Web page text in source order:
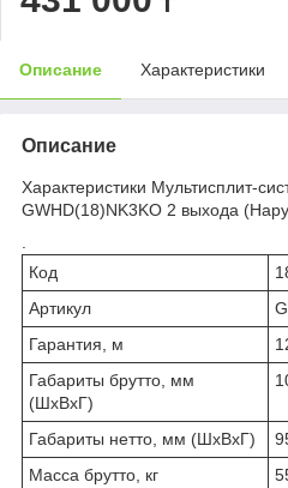
Описание Характеристики
Описание
Характеристики Мультисплит-
GWHD(18)NK3KO 2 выхода
Код
Артикул
Гарантия, м
Габариты брутто, мм
(ШxВxГ)
Габариты нетто, мм (ШxВxГ)
Масса брутто, кг